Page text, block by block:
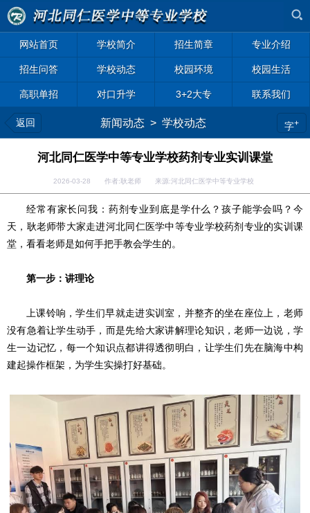
网站首页 学校简介 招生简章 专业介绍
招生问答 学校动态 校园环境 校园生活
高职单招 对口升学 3+2大专 联系我们
返回 新闻动态 > 学校动态 字+
河北同仁医学中等专业学校药剂专业实训课堂
2026-03-28 作者:耿老师 来源:河北同仁医学中等专业学校
经常有家长问我：药剂专业到底是学什么？孩子能学会吗？今
天，耿老师带大家走进河北同仁医学中等专业学校药剂专业的实训课
堂，看看老师是如何手把手教会学生的。
第一步：讲理论
上课铃响，学生们早就走进实训室，并整齐的坐在座位上，老师
没有急着让学生动手，而是先给大家讲解理论知识，老师一边说，学
生一边记忆，每一个知识点都讲得透彻明白，让学生们先在脑海中构
建起操作框架，为学生实操打好基础。